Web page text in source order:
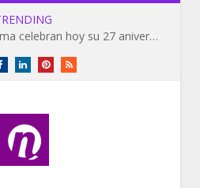
Barack y Michelle Obama celebran hoy su 27 aniversario de bodas
FacebookLinkedInPinterestRSS